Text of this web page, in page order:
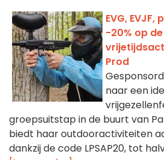
EVG,
-20% op de
Prod
naar een
groepsuitstap in de buurt van
biedt haar outdooractiviteiten
dankzij de code LPSAP20, tot